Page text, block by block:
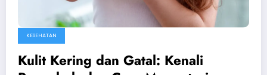
KESEHATAN
Kulit Kering dan Gatal: Kenali